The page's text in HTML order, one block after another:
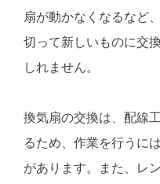
扇が動かなくなるなど
切って新しいものに交
しれません。
換気扇の交換は、配線
るため、作業を行うに
があります。また、レ